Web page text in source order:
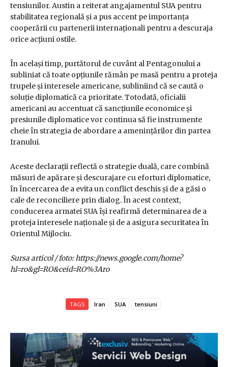
tensiunilor. Austin a reiterat angajamentul SUA pentru
stabilitatea regională și a pus accent pe importanța
cooperării cu partenerii internaționali pentru a descuraja
orice acțiuni ostile.
În același timp, purtătorul de cuvânt al Pentagonului a
subliniat că toate opțiunile rămân pe masă pentru a proteja
trupele și interesele americane, subliniind că se caută o
soluție diplomatică ca prioritate. Totodată, oficialii
americani au accentuat că sancțiunile economice și
presiunile diplomatice vor continua să fie instrumente
cheie în strategia de abordare a amenințărilor din partea
Iranului.
Aceste declarații reflectă o strategie duală, care combină
măsuri de apărare și descurajare cu eforturi diplomatice,
în încercarea de a evita un conflict deschis și de a găsi o
cale de reconciliere prin dialog. În acest context,
conducerea armatei SUA își reafirmă determinarea de a
proteja interesele naționale și de a asigura securitatea în
Orientul Mijlociu.
Sursa articol / foto: https://news.google.com/home?
hl=ro&gl=RO&ceid=RO%3Aro
TAGS Iran SUA tensiuni